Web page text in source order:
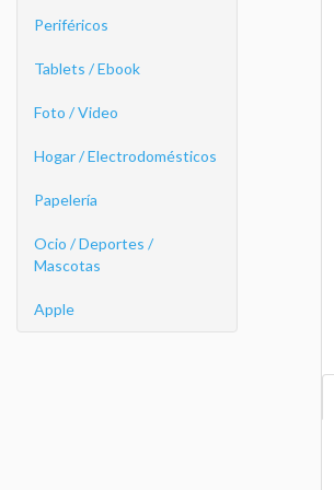
Periféricos
Tablets / Ebook
Foto / Video
Hogar / Electrodomésticos
Papelería
Ocio / Deportes /
Mascotas
Apple